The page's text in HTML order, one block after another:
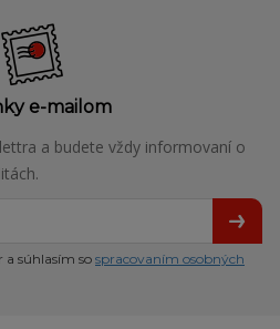
e-mailom
a budete vždy informovaní o
a súhlasím sospracovaním osobných